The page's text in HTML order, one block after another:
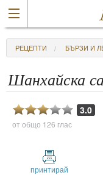
РЕЦЕПТИ БЪРЗИ И
Шанхайска
3.0
от общо 126 глас
принтирай